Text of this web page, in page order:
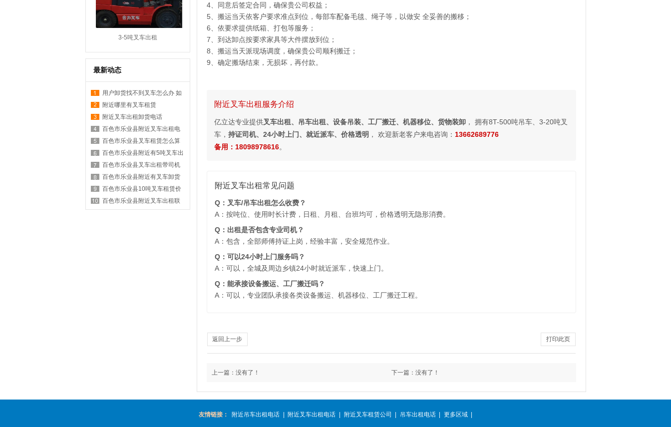
3-5吨叉车出租
最新动态
用户卸货找不到叉车怎么办 如
何在附近找叉车
附近哪里有叉车租赁
附近叉车出租卸货电话
百色市乐业县附近叉车出租电
话是多少？
百色市乐业县叉车租赁怎么算
台班？
百色市乐业县附近有5吨叉车出
租吗？
百色市乐业县叉车出租带司机
价格？
百色市乐业县附近有叉车卸货
服务吗？
百色市乐业县10吨叉车租赁价
格表？
百色市乐业县附近叉车出租联
4、同意后签定合同，确保贵公司权益；
5、搬运当天依客户要求准点到位，每部车配备毛毯、绳子等，以做安 全妥善的搬移；
6、依要求提供纸箱、打包等服务；
7、到达卸点按要求家具等大件摆放到位；
8、搬运当天派现场调度，确保贵公司顺利搬迁；
9、确定搬场结束，无损坏，再付款。
附近叉车出租服务介绍
亿立达专业提供叉车出租、吊车出租、设备吊装、工厂搬迁、机器移位、货物装卸， 拥有8T-500吨吊车、3-20吨叉
车， 持证司机、24小时上门、就近派车、价格透明 ， 欢迎新老客户来电咨询： 13662689776
备用：18098978616。
附近叉车出租常见问题
Q：叉车/吊车出租怎么收费？
A：按吨位、使用时长计费，日租、月租、台班均可，价格透明无隐形消费。
Q：出租是否包含专业司机？
A：包含，全部师傅持证上岗，经验丰富，安全规范作业。
Q：可以24小时上门服务吗？
A：可以，全城及周边乡镇24小时就近派车，快速上门。
Q：能承接设备搬运、工厂搬迁吗？
A：可以，专业团队承接各类设备搬运、机器移位、工厂搬迁工程。
返回上一步 打印此页
上一篇： 没有了！ 下一篇： 没有了！
友情链接： 附近吊车出租电话 附近叉车出租电话 附近叉车租赁公司 吊车出租电话 更多区域